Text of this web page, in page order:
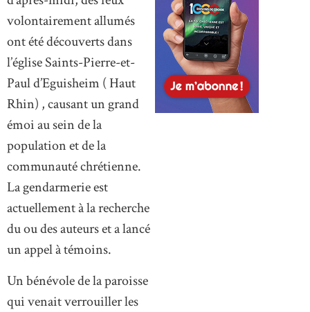
volontairement allumés
ont été découverts dans
l’église Saints-Pierre-et-
Paul d’Eguisheim ( Haut
Rhin) , causant un grand
émoi au sein de la
population et de la
communauté chrétienne.
La gendarmerie est
actuellement à la recherche
du ou des auteurs et a lancé
un appel à témoins.
Un bénévole de la paroisse
qui venait verrouiller les